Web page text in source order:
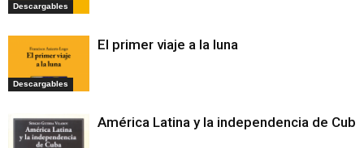
Descargables
Descargables
El primer viaje a la luna
América Latina y la independencia de Cuba